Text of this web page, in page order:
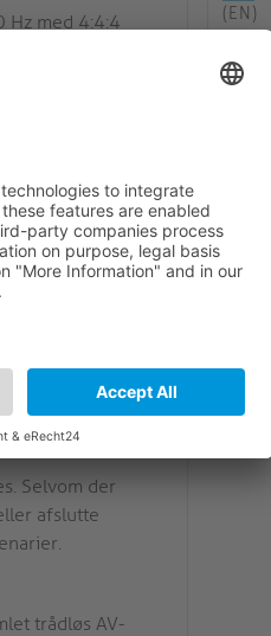
(EN)
med 4:4:4
detaljer.
uden behov
som
sikrer stabil
understøtter
hybride
og leverer
Selvom der
afslutte
trådløs AV-